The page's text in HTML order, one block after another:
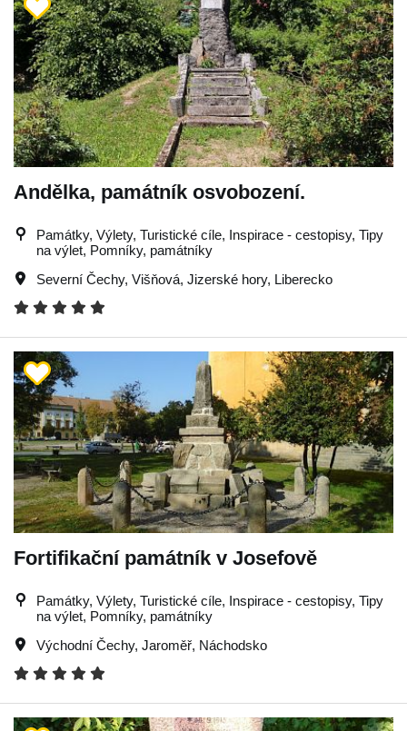
Andělka, památník osvobození.
Památky, Výlety, Turistické cíle, Inspirace - cestopisy, Tipy
na výlet, Pomníky, památníky
Severní Čechy, Višňová, Jizerské hory, Liberecko
Fortifikační památník v Josefově
Památky, Výlety, Turistické cíle, Inspirace - cestopisy, Tipy
na výlet, Pomníky, památníky
Východní Čechy, Jaroměř, Náchodsko